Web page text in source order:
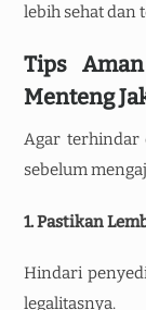
lebih sehat dan
Tips
Menteng
Agar terhindar
sebelum
1. Pastikan
Hindari
legalitasnya.